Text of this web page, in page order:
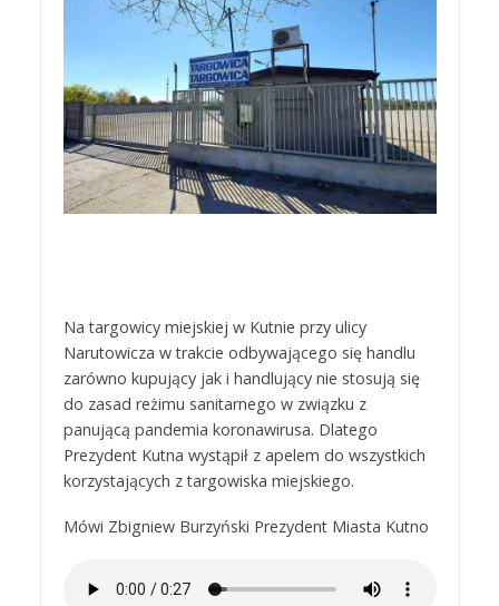
Na targowicy miejskiej w Kutnie przy ulicy
Narutowicza w trakcie odbywającego się handlu
zarówno kupujący jak i handlujący nie stosują się
do zasad reżimu sanitarnego w związku z
panującą pandemia koronawirusa. Dlatego
Prezydent Kutna wystąpił z apelem do wszystkich
korzystających z targowiska miejskiego.
Mówi Zbigniew Burzyński Prezydent Miasta Kutno